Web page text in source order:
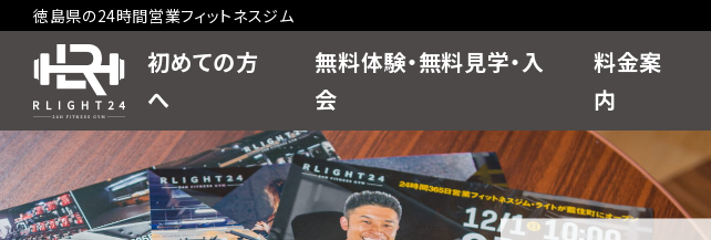
コ
ン
テ
ン
徳島県の24時間営業フィットネスジム
初めての方
へ
無料体験・無料見学・入
会
料金案
内
WEB入会の